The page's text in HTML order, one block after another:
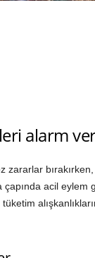
alarm
zararlar
acil eylem